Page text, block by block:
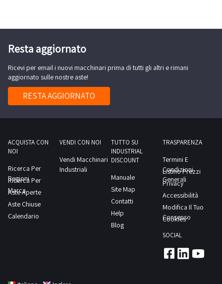
Resta aggiornato
Ricevi per email i nuovi macchinari prima di tutti gli altri e rimani
aggiornato sulle nostre aste!
RESTA AGGIORNATO
ACQUISTA CON
NOI
Ricerca Per
Regioni
Ricerca Per
Marca
Aste Aperte
Aste Chiuse
Calendario
VENDI CON NOI
Vendi Macchinari
Industriali
TUTTO SU
INDUSTRIAL
DISCOUNT
Manuale
Site Map
Contatti
Help
Blog
TRASPARENZA
Termini E
Condizioni
Generali
Listino Prezzi
Privacy
Accessibilità
Modifica Il Tuo
Consenso
Cookies
SOCIAL